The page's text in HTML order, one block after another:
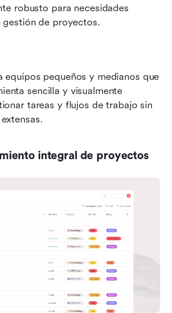
robusto para necesidades
gestión de proyectos.
equipos pequeños y medianos que
sencilla y visualmente
tareas y flujos de trabajo sin
integral de proyectos